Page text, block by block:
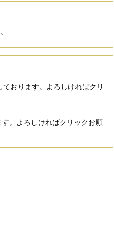
ております。よろしければクリ
。よろしければクリックお願